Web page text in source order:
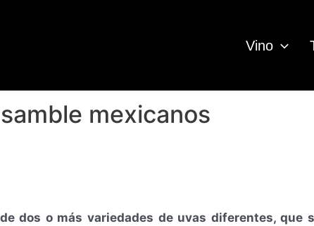
Vino
mexicanos
dos o más variedades de uvas diferentes, que